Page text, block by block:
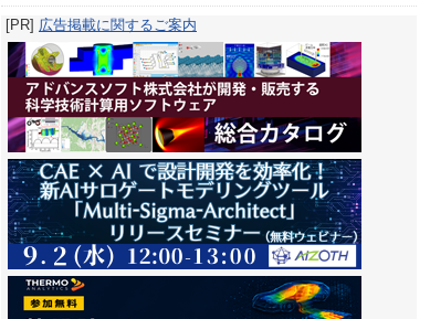
[PR] 広告掲載に関するご案内